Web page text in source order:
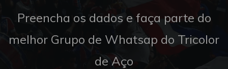
Preencha os dados e faça parte do
melhor Grupo de Whatsap do Tricolor
de Aço